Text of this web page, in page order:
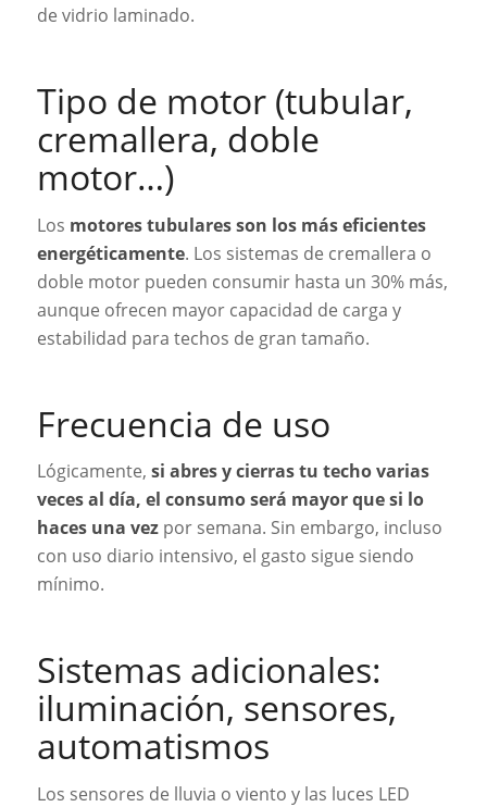
de vidrio laminado.
Tipo de motor (tubular,
cremallera, doble
motor…)
Los motores tubulares son los más eficientes
energéticamente. Los sistemas de cremallera o
doble motor pueden consumir hasta un 30% más,
aunque ofrecen mayor capacidad de carga y
estabilidad para techos de gran tamaño.
Frecuencia de uso
Lógicamente, si abres y cierras tu techo varias
veces al día, el consumo será mayor que si lo
haces una vezpor semana. Sin embargo, incluso
con uso diario intensivo, el gasto sigue siendo
mínimo.
Sistemas adicionales:
iluminación, sensores,
automatismos
Los sensores de lluvia o viento y las luces LED